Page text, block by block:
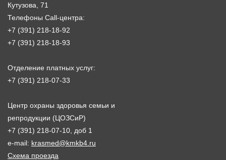
Кутузова, 71
Телефоны Call-центра:
+7 (391) 218-18-92
+7 (391) 218-18-93
Отделение платных услуг:
+7 (391) 218-07-33
Центр охраны здоровья семьи и
репродукции (ЦОЗСиР)
+7 (391) 218-07-10, доб 1
e-mail: krasmed@kmkb4.ru
Схема проезда